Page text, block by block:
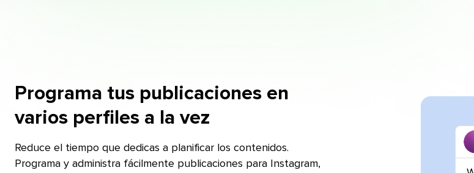
Programa tus publicaciones en
varios perfiles a la vez​​
Reduce el tiempo que dedicas a planificar los contenidos.
Programa y administra fácilmente publicaciones para Instagram,